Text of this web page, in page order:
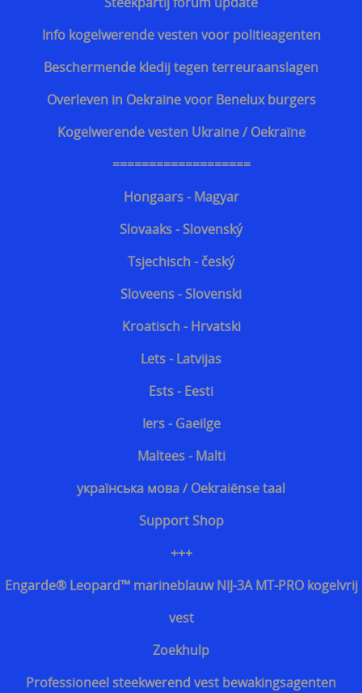
Info kogelwerende vesten voor politieagenten
Beschermende kledij tegen terreuraanslagen
Overleven in Oekraïne voor Benelux burgers
Kogelwerende vesten Ukraine / Oekraïne
===================
Hongaars - Magyar
Slovaaks - Slovenský
Tsjechisch - český
Sloveens - Slovenski
Kroatisch - Hrvatski
Lets - Latvijas
Ests - Eesti
Iers - Gaeilge
Maltees - Malti
українська мова / Oekraiënse taal
Support Shop
+++
Engarde® Leopard™ marineblauw NIJ-3A MT-PRO kogelvrij
vest
Zoekhulp
Professioneel steekwerend vest bewakingsagenten